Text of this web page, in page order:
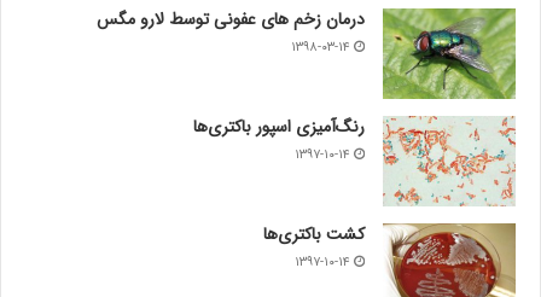
درمان زخم های عفونی توسط لارو مگس
۱۳۹۸-۰۳-۱۴
رنگ‌آمیزی اسپور باکتری‌ها
۱۳۹۷-۱۰-۱۴
کشت باکتری‌ها
۱۳۹۷-۱۰-۱۴